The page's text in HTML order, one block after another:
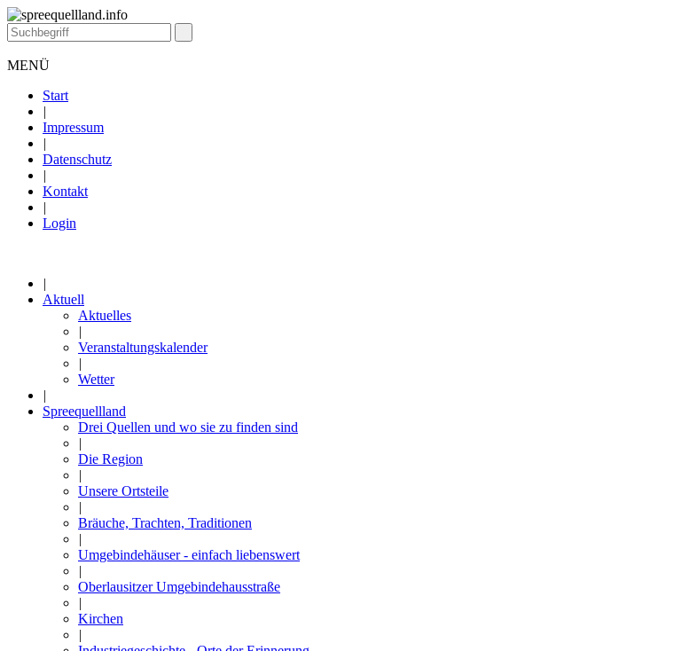
MENÜ
Start
|
Impressum
|
Datenschutz
|
Kontakt
|
Login
|
Aktuell
Aktuelles
|
Veranstaltungskalender
|
Wetter
|
Spreequellland
Drei Quellen und wo sie zu finden sind
|
Die Region
|
Unsere Ortsteile
|
Bräuche, Trachten, Traditionen
|
Umgebindehäuser - einfach liebenswert
|
Oberlausitzer Umgebindehausstraße
|
Kirchen
|